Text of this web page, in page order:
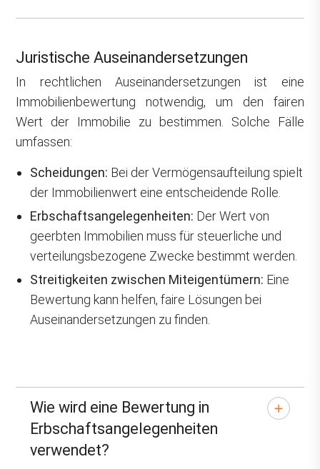
Juristische Auseinandersetzungen
In rechtlichen Auseinandersetzungen ist eine
Immobilienbewertung notwendig, um den fairen
Wert der Immobilie zu bestimmen. Solche Fälle
umfassen:
Scheidungen: Bei der Vermögensaufteilung spielt
der Immobilienwert eine entscheidende Rolle.
Erbschaftsangelegenheiten: Der Wert von
geerbten Immobilien muss für steuerliche und
verteilungsbezogene Zwecke bestimmt werden.
Streitigkeiten zwischen Miteigentümern: Eine
Bewertung kann helfen, faire Lösungen bei
Auseinandersetzungen zu finden.
Wie wird eine Bewertung in
Erbschaftsangelegenheiten
verwendet?